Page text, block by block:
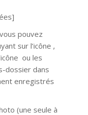
pouvez
sur l’icône ,
ou les
dossier dans
enregistrés
(une seule à